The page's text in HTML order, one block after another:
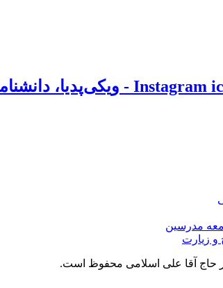
مدرسین
و زیارت
حاج آقا علی اسلامی محفوظ است.